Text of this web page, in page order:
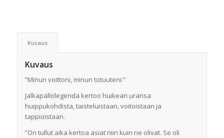
Kuvaus
Kuvaus
”Minun voittoni, minun totuuteni.”
Jalkapallolegenda kertoo huikean uransa
huippukohdista, taisteluistaan, voitoistaan ja
tappioistaan.
”On tullut aika kertoa asiat niin kuin ne olivat. Se oli